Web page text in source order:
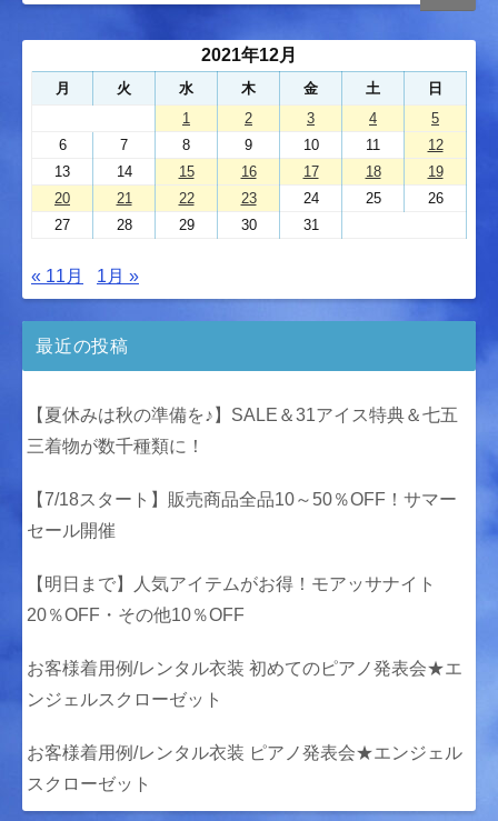
2021年12月
月 火 水 木 金 土
日
1
2 3 4
5
6
7 8 9 10 11
12
13
14 15 16 17 18
19
20
21 22 23 24 25
26
27
28 29 30 31
« 11月 1月 »
最近の投稿
【夏休みは秋の準備を♪】SALE＆31アイス特典＆七五
三着物が数千種類に！
【7/18スタート】販売商品全品10～50％OFF！サマー
セール開催
【明日まで】人気アイテムがお得！モアッサナイト
20％OFF・その他10％OFF
お客様着用例/レンタル衣装 初めてのピアノ発表会★エ
ンジェルスクローゼット
お客様着用例/レンタル衣装 ピアノ発表会★エンジェル
スクローゼット